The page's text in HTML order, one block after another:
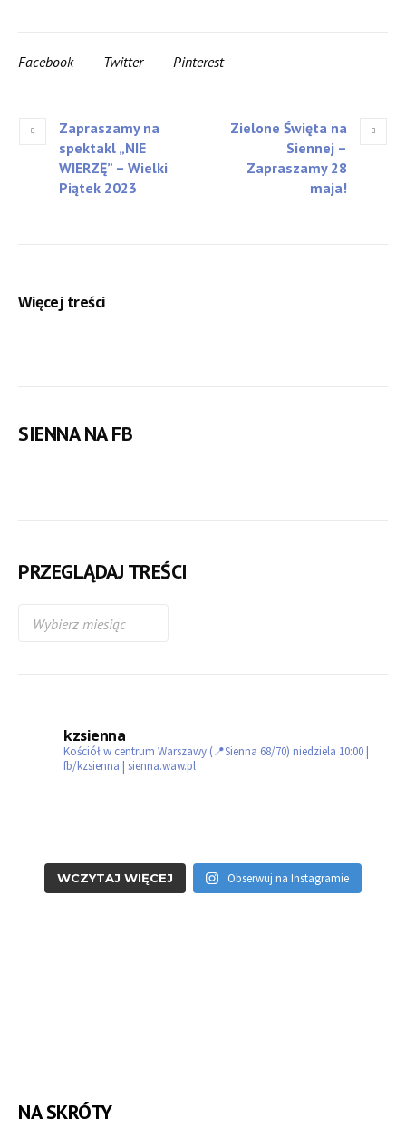
Facebook Twitter Pinterest
Zapraszamy na
spektakl „NIE
WIERZĘ” – Wielki
Piątek 2023
Zielone Święta na
Siennej –
Zapraszamy 28
maja!
Więcej treści
SIENNA NA FB
PRZEGLĄDAJ TREŚCI
kzsienna
Kościół w centrum Warszawy (📍Sienna 68/70) niedziela 10:00 |
fb/kzsienna | sienna.waw.pl
WCZYTAJ WIĘCEJ Obserwuj na Instagramie
NA SKRÓTY